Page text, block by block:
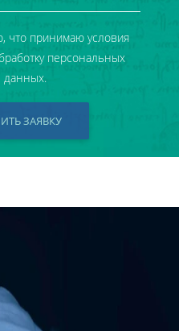
что принимаю условия
персональных
данных.
ЗАЯВКУ